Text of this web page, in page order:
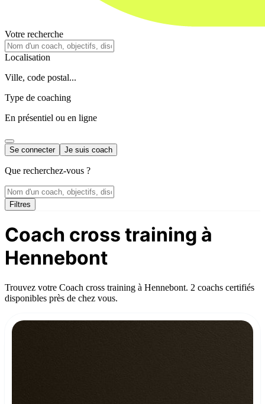
Votre recherche
Localisation
Ville, code postal...
Type de coaching
En présentiel ou en ligne
Se connecter Je suis coach
Que recherchez-vous ?
Filtres
Coach cross training à
Hennebont
Trouvez votre Coach cross training à Hennebont. 2 coachs certifiés
disponibles près de chez vous.